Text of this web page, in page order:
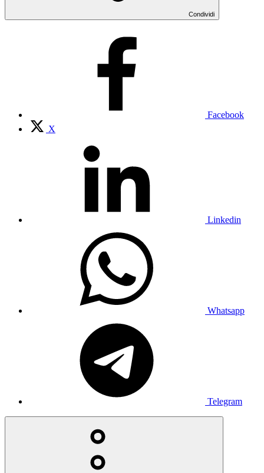
Condividi
Facebook
X
Linkedin
Whatsapp
Telegram